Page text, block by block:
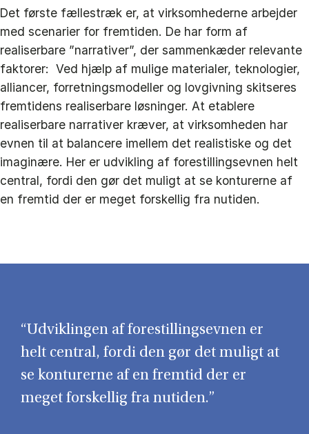
Det første fællestræk er, at virksomhederne arbejder
med scenarier for fremtiden. De har form af
realiserbare ”narrativer”, der sammenkæder relevante
faktorer: Ved hjælp af mulige materialer, teknologier,
alliancer, forretningsmodeller og lovgivning skitseres
fremtidens realiserbare løsninger. At etablere
realiserbare narrativer kræver, at virksomheden har
evnen til at balancere imellem det realistiske og det
imaginære. Her er udvikling af forestillingsevnen helt
central, fordi den gør det muligt at se konturerne af
en fremtid der er meget forskellig fra nutiden.
“Udviklingen af forestillingsevnen er
helt central, fordi den gør det muligt at
se konturerne af en fremtid der er
meget forskellig fra nutiden.”